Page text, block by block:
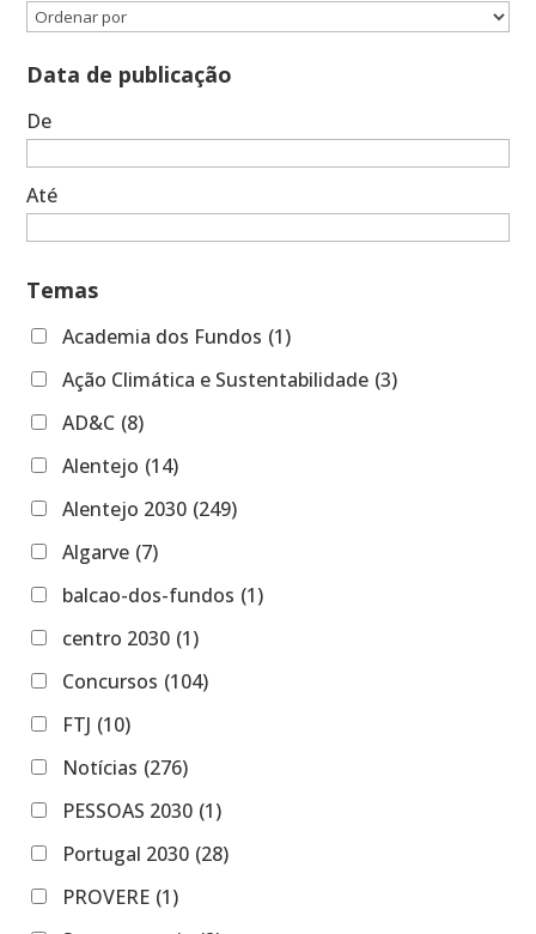
Data de publicação
De
Até
Temas
Academia dos Fundos (1)
Ação Climática e Sustentabilidade (3)
AD&C (8)
Alentejo (14)
Alentejo 2030 (249)
Algarve (7)
balcao-dos-fundos (1)
centro 2030 (1)
Concursos (104)
FTJ (10)
Notícias (276)
PESSOAS 2030 (1)
Portugal 2030 (28)
PROVERE (1)